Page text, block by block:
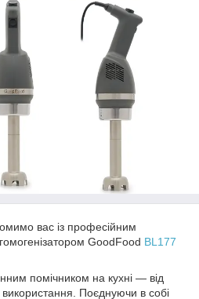
вас із професійним
GoodFood BL177
помічником на кухні — від
Поєднуючи в собі